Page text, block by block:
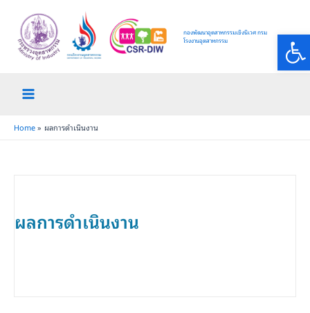
content
กองพัฒนาอุตสาหกรรมเชิงนิเวศ กรม
โรงงานอุตสาหกรรม
Main
Menu
Home ผลการดำเนินงาน
ผลการดำเนินงาน